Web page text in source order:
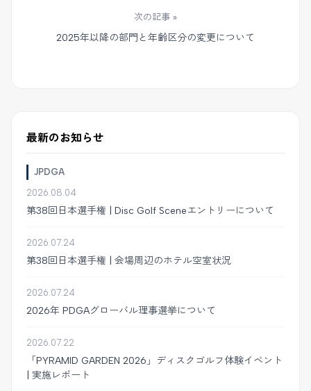
次の記事 »
2025年以降の部門と年齢区分の変更について
最新のお知らせ
JPDGA
2026.08.04
第38回日本選手権 | Disc Golf Sceneエントリーについて
2026.07.24
第38回日本選手権 | 会場周辺のホテル空室状況
2026.07.24
2026年 PDGAグローバル理事選挙について
2026.07.22
「PYRAMID GARDEN 2026」ディスクゴルフ体験イベント
| 実施レポート